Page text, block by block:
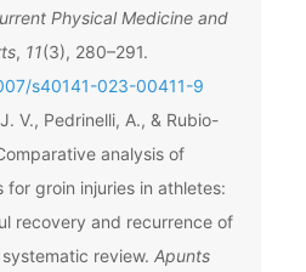
Physical Medicine and
, 11(3), 280–291.
s40141-023-00411-9
V., Pedrinelli, A., & Rubio-
analysis of
groin injuries in athletes:
recovery and recurrence of
review. Apunts